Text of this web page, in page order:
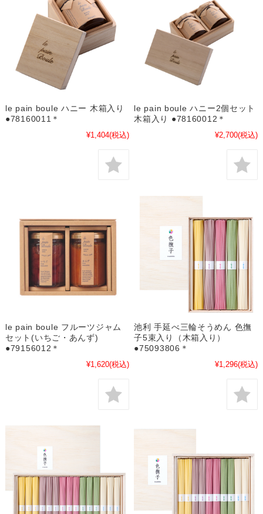
le pain boule ハニー 木箱入り
●78160011＊
¥1,404(税込)
le pain boule ハニー2個セット
木箱入り ●78160012＊
¥2,700(税込)
le pain boule フルーツジャム
セット(いちご・あんず)
●79156012＊
¥1,620(税込)
池利 手延べ三輪そうめん 色撫
子5束入り（木箱入り）
●75093806＊
¥1,296(税込)